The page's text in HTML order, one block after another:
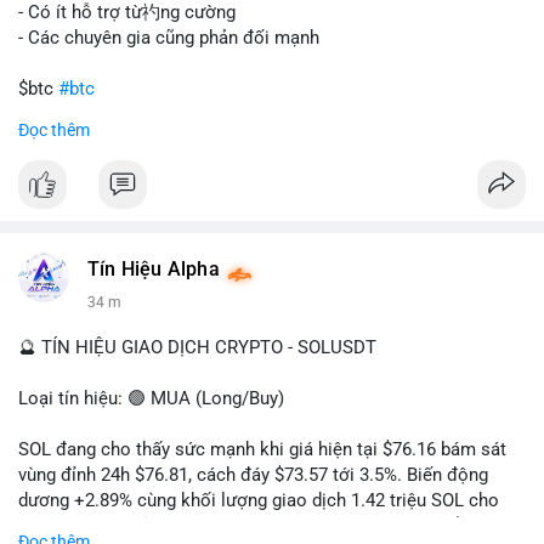
gây sốc thanh khoản tức thời, nhưng vẫn đủ sức tạo biến động
tâm lý ngắn hạn nếu hướng đến sàn tập trung.
Lời khuyên cho nhà đầu tư nhỏ lẻ:
hướng đi của dòng tiền. Tránh hành động theo cảm xúc, ưu
rõ ràng về đích đến của số BTC này.
#dongtienlon
- Có ít hỗ trợ từ礿ng cường
- Các chuyên gia cũng phản đối mạnh
$btc #btc
#vlikevn
📰 Nguồn: CoinDesk
Đọc thêm
Tín Hiệu Alpha
34 m
🔮 TÍN HIỆU GIAO DỊCH CRYPTO - SOLUSDT
Loại tín hiệu: 🟢 MUA (Long/Buy)
SOL đang cho thấy sức mạnh khi giá hiện tại $76.16 bám sát
vùng đỉnh 24h $76.81, cách đáy $73.57 tới 3.5%. Biến động
dương +2.89% cùng khối lượng giao dịch 1.42 triệu SOL cho